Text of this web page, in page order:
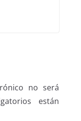
no será
están